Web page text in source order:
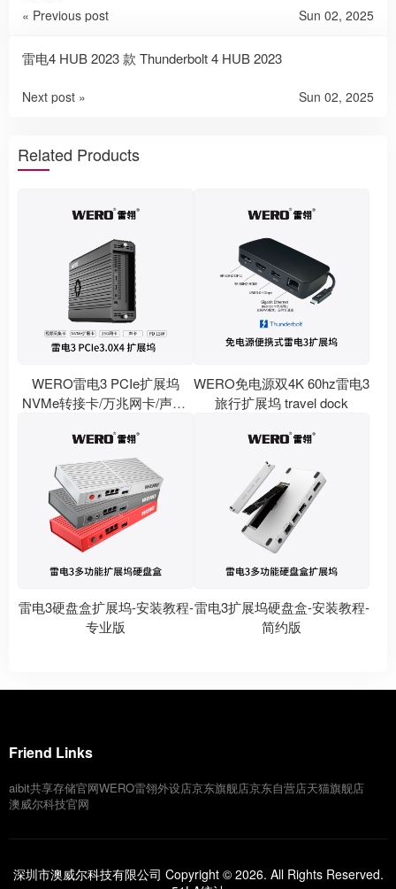
« Previous post Sun 02, 2025
雷电4 HUB 2023 款 Thunderbolt 4 HUB 2023
Next post » Sun 02, 2025
Related Products
WERO雷电3 PCIe扩展坞
NVMe转接卡/万兆网卡/声卡/
3 PCIe Dock
WERO免电源双4K 60hz雷电3
旅行扩展坞 travel dock
雷电3硬盘盒扩展坞-安装教程-
专业版
雷电3扩展坞硬盘盒-安装教程-
简约版
Friend Links
aibit共享存储官网WERO雷翎外设店京东旗舰店京东自营店天猫旗舰店
澳威尔科技官网
深圳市澳威尔科技有限公司 Copyright © 2026. All Rights Reserved.